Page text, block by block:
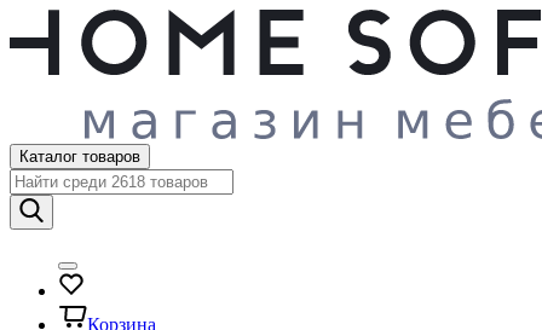
Каталог товаров
Корзина